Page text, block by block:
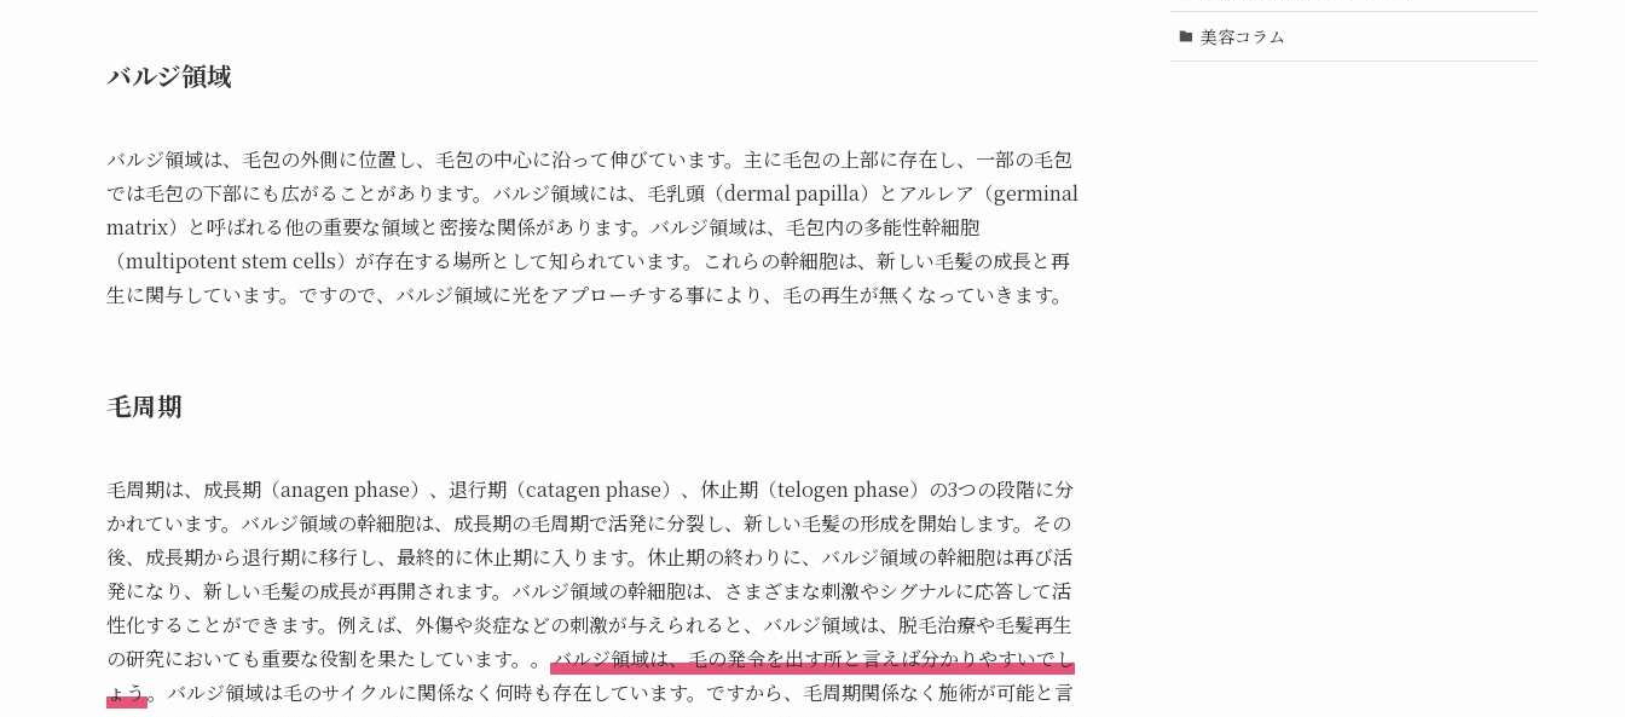
バルジ領域
バルジ領域は、毛包の外側に位置し、毛包の中心に沿って伸びています。主に毛包の上部に存在し、一部の毛包
では毛包の下部にも広がることがあります。バルジ領域には、毛乳頭（dermal papilla）とアルレア（germinal
matrix）と呼ばれる他の重要な領域と密接な関係があります。バルジ領域は、毛包内の多能性幹細胞
（multipotent stem cells）が存在する場所として知られています。これらの幹細胞は、新しい毛髪の成長と再
生に関与しています。ですので、バルジ領域に光をアプローチする事により、毛の再生が無くなっていきます。
毛周期
毛周期は、成長期（anagen phase）、退行期（catagen phase）、休止期（telogen phase）の3つの段階に分
かれています。バルジ領域の幹細胞は、成長期の毛周期で活発に分裂し、新しい毛髪の形成を開始します。その
後、成長期から退行期に移行し、最終的に休止期に入ります。休止期の終わりに、バルジ領域の幹細胞は再び活
発になり、新しい毛髪の成長が再開されます。バルジ領域の幹細胞は、さまざまな刺激やシグナルに応答して活
性化することができます。例えば、外傷や炎症などの刺激が与えられると、バルジ領域は、脱毛治療や毛髪再生
の研究においても重要な役割を果たしています。。 バルジ領域は、毛の発令を出す所と言えば分かりやすいでし
ょう。バルジ領域は毛のサイクルに関係なく何時も存在しています。ですから、毛周期関係なく施術が可能と言
美容コラム